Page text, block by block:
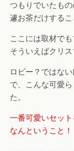
つもりでいたも
遽お茶だけするこ
ここには取材で
そういえばクリ
ロビー？ではな
で、こんな可愛
た。
一番可愛いセッ
なんということ！